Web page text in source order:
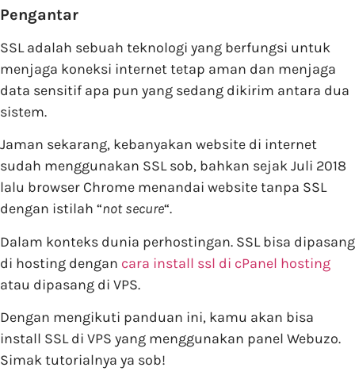
Pengantar
SSL adalah sebuah teknologi yang berfungsi untuk
menjaga koneksi internet tetap aman dan menjaga
data sensitif apa pun yang sedang dikirim antara dua
sistem.
Jaman sekarang, kebanyakan website di internet
sudah menggunakan SSL sob, bahkan sejak Juli 2018
lalu browser Chrome menandai website tanpa SSL
dengan istilah “not secure“.
Dalam konteks dunia perhostingan. SSL bisa dipasang
di hosting dengan cara install ssl di cPanel hosting
atau dipasang di VPS.
Dengan mengikuti panduan ini, kamu akan bisa
install SSL di VPS yang menggunakan panel Webuzo.
Simak tutorialnya ya sob!